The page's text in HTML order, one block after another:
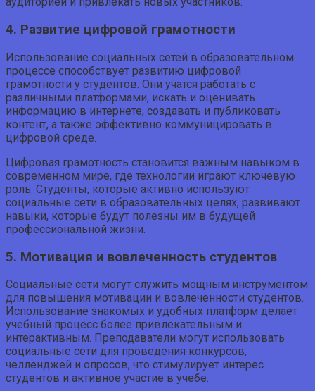
4. Развитие цифровой грамотности
Использование социальных сетей в образовательном
процессе способствует развитию цифровой
грамотности у студентов. Они учатся работать с
различными платформами, искать и оценивать
информацию в интернете, создавать и публиковать
контент, а также эффективно коммуницировать в
цифровой среде.
Цифровая грамотность становится важным навыком в
современном мире, где технологии играют ключевую
роль. Студенты, которые активно используют
социальные сети в образовательных целях, развивают
навыки, которые будут полезны им в будущей
профессиональной жизни.
5. Мотивация и вовлеченность студентов
Социальные сети могут служить мощным инструментом
для повышения мотивации и вовлеченности студентов.
Использование знакомых и удобных платформ делает
учебный процесс более привлекательным и
интерактивным. Преподаватели могут использовать
социальные сети для проведения конкурсов,
челленджей и опросов, что стимулирует интерес
студентов и активное участие в учебе.